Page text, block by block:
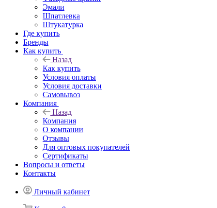
Эмали
Шпатлевка
Штукатурка
Где купить
Бренды
Как купить
Назад
Как купить
Условия оплаты
Условия доставки
Самовывоз
Компания
Назад
Компания
О компании
Отзывы
Для оптовых покупателей
Сертификаты
Вопросы и ответы
Контакты
Личный кабинет